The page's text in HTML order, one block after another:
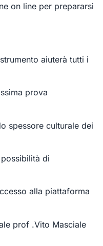
on line per prepararsi
aiuterà tutti i
prova
spessore culturale dei
di
alla piattaforma
prof .Vito Masciale